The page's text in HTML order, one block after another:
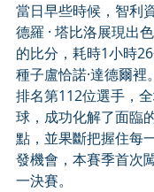
當日早些時候，智利
德羅 · 塔比洛展現出
的比分，耗時1小時
種子盧恰諾·達德爾
排名第112位選手，
球，成功化解了面臨
點，並果斷把握住每
發機會，本賽季首次
一決賽。